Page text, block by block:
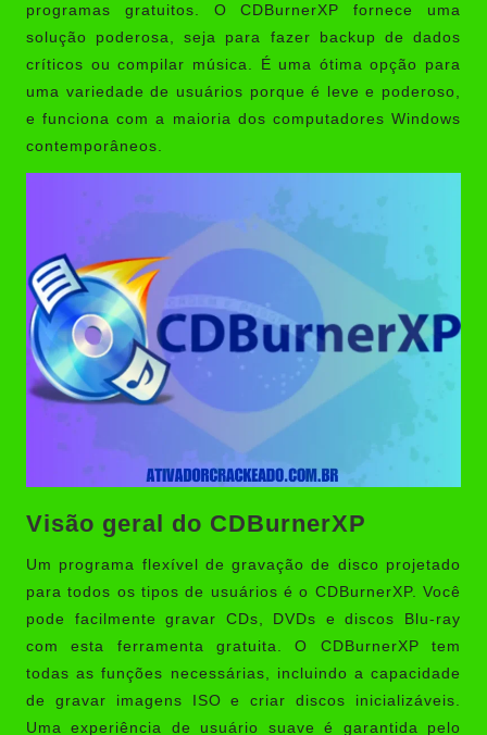
programas gratuitos. O CDBurnerXP fornece uma
solução poderosa, seja para fazer backup de dados
críticos ou compilar música. É uma ótima opção para
uma variedade de usuários porque é leve e poderoso,
e funciona com a maioria dos computadores Windows
contemporâneos.
Visão geral do CDBurnerXP
Um programa flexível de gravação de disco projetado
para todos os tipos de usuários é o CDBurnerXP. Você
pode facilmente gravar CDs, DVDs e discos Blu-ray
com esta ferramenta gratuita. O CDBurnerXP tem
todas as funções necessárias, incluindo a capacidade
de gravar imagens ISO e criar discos inicializáveis.
Uma experiência de usuário suave é garantida pelo